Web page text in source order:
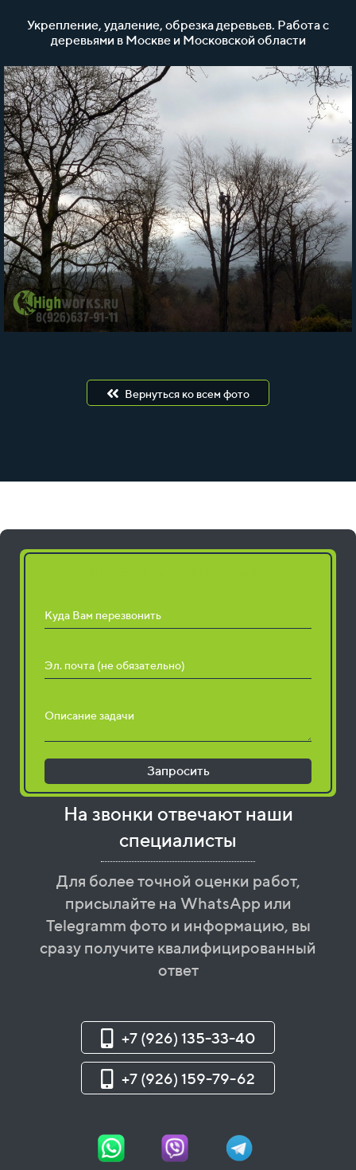
Укрепление, удаление, обрезка деревьев. Работа с
деревьями в Москве и Московской области
Вернуться ко всем фото
Куда Вам перезвонить
Эл. почта (не обязательно)
Описание задачи
Запросить
На звонки отвечают наши
специалисты
Для более точной оценки работ,
присылайте на WhatsApp или
Telegramm фото и информацию, вы
сразу получите квалифицированный
ответ
+7 (926) 135-33-40
+7 (926) 159-79-62